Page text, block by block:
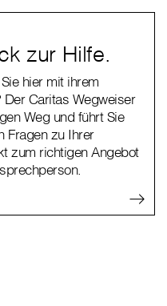
zur Hilfe.
hier mit ihrem
Caritas Wegweiser
Weg und führt Sie
Fragen zu Ihrer
zum richtigen Angebot